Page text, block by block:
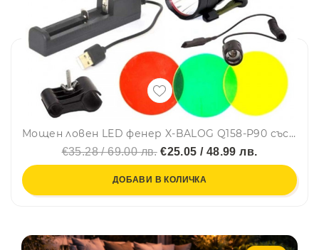
Мощен ловен LED фенер X-BALOG Q158-P90 със стойка за монтаж на оръжие и 3бр. филтри за светлина
€35.28 / 69.00 лв.€25.05 / 48.99 лв.
ДОБАВИ В КОЛИЧКА